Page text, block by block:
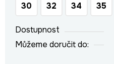
30 32 34 35
Dostupnost
Můžeme doručit do: